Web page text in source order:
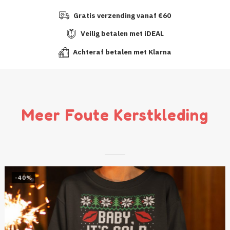
Gratis verzending vanaf €60
Veilig betalen met iDEAL
Achteraf betalen met Klarna
Meer Foute Kerstkleding
-40%